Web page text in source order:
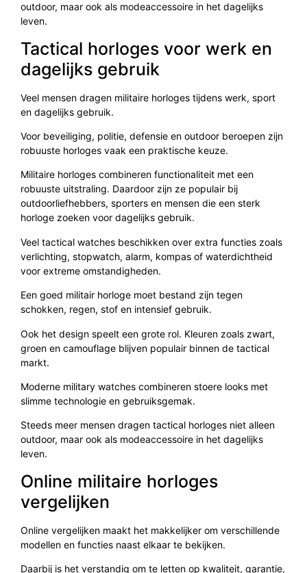
outdoor, maar ook als modeaccessoire in het dagelijks
leven.
Tactical horloges voor werk en
dagelijks gebruik
Veel mensen dragen militaire horloges tijdens werk, sport
en dagelijks gebruik.
Voor beveiliging, politie, defensie en outdoor beroepen zijn
robuuste horloges vaak een praktische keuze.
Militaire horloges combineren functionaliteit met een
robuuste uitstraling. Daardoor zijn ze populair bij
outdoorliefhebbers, sporters en mensen die een sterk
horloge zoeken voor dagelijks gebruik.
Veel tactical watches beschikken over extra functies zoals
verlichting, stopwatch, alarm, kompas of waterdichtheid
voor extreme omstandigheden.
Een goed militair horloge moet bestand zijn tegen
schokken, regen, stof en intensief gebruik.
Ook het design speelt een grote rol. Kleuren zoals zwart,
groen en camouflage blijven populair binnen de tactical
markt.
Moderne military watches combineren stoere looks met
slimme technologie en gebruiksgemak.
Steeds meer mensen dragen tactical horloges niet alleen
outdoor, maar ook als modeaccessoire in het dagelijks
leven.
Online militaire horloges
vergelijken
Online vergelijken maakt het makkelijker om verschillende
modellen en functies naast elkaar te bekijken.
Daarbij is het verstandig om te letten op kwaliteit, garantie,